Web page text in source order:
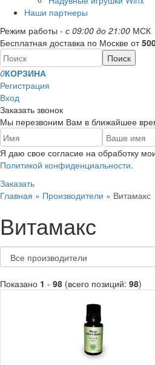
Наши партнеры
Режим работы - с 09:00 до 21:00 МСК
Бесплатная доставка по Москве от
0КОРЗИНА
Регистрация
Вход
Заказать звонок
Мы перезвоним Вам в ближайшее
Я даю свое согласие на обработку
Политикой конфиденциальности.
Заказать
Главная » Производители » Витамакс
Витамакс
Показано 1 - 98 (всего позиций: 98)